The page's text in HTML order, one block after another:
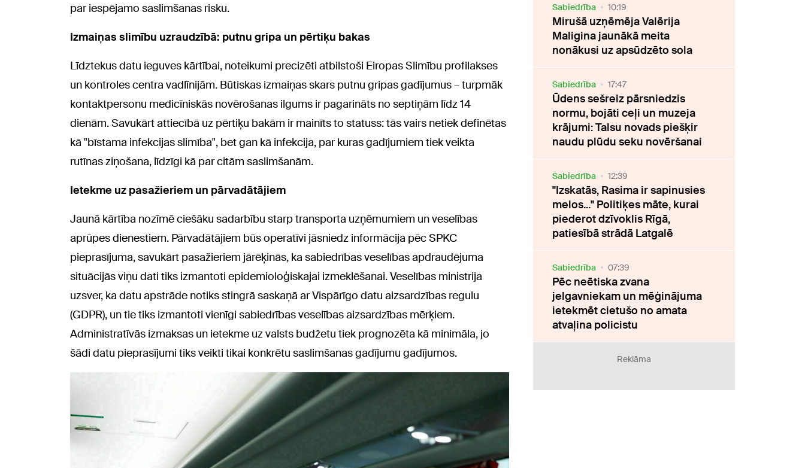
par iespējamo saslimšanas risku.
Izmaiņas slimību uzraudzībā: putnu gripa un pērtiķu bakas
Līdztekus datu ieguves kārtībai, noteikumi precizēti atbilstoši Eiropas Slimību profilakses
un kontroles centra vadlīnijām. Būtiskas izmaiņas skars putnu gripas gadījumus – turpmāk
kontaktpersonu medicīniskās novērošanas ilgums ir pagarināts no septiņām līdz 14
dienām. Savukārt attiecībā uz pērtiķu bakām ir mainīts to statuss: tās vairs netiek definētas
kā "bīstama infekcijas slimība", bet gan kā infekcija, par kuras gadījumiem tiek veikta
rutīnas ziņošana, līdzīgi kā par citām saslimšanām.
Ietekme uz pasažieriem un pārvadātājiem
Jaunā kārtība nozīmē ciešāku sadarbību starp transporta uzņēmumiem un veselības
aprūpes dienestiem. Pārvadātājiem būs operatīvi jāsniedz informācija pēc SPKC
pieprasījuma, savukārt pasažieriem jārēķinās, ka sabiedrības veselības apdraudējuma
situācijās viņu dati tiks izmantoti epidemioloģiskajai izmeklēšanai. Veselības ministrija
uzsver, ka datu apstrāde notiks stingrā saskaņā ar Vispārīgo datu aizsardzības regulu
(GDPR), un tie tiks izmantoti vienīgi sabiedrības veselības aizsardzības mērķiem.
Administratīvās izmaksas un ietekme uz valsts budžetu tiek prognozēta kā minimāla, jo
šādi datu pieprasījumi tiks veikti tikai konkrētu saslimšanas gadījumu gadījumos.
Sabiedrība 10:19
Mirušā uzņēmēja Valērija
Maligina jaunākā meita
nonākusi uz apsūdzēto sola
Sabiedrība 17:47
Ūdens sešreiz pārsniedzis
normu, bojāti ceļi un muzeja
krājumi: Talsu novads piešķir
naudu plūdu seku novēršanai
Sabiedrība 12:39
"Izskatās, Rasima ir sapinusies
melos..." Politiķes māte, kurai
piederot dzīvoklis Rīgā,
patiesībā strādā Latgalē
Sabiedrība 07:39
Pēc neētiska zvana
jelgavniekam un mēģinājuma
ietekmēt cietušo no amata
atvaļina policistu
Reklāma